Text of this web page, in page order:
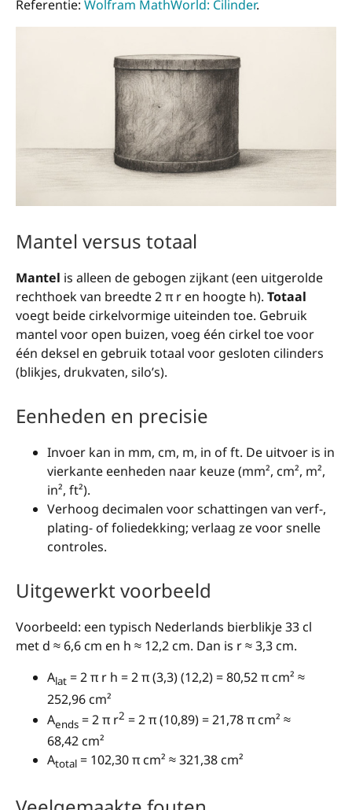
Referentie: Wolfram MathWorld: Cilinder.
Mantel versus totaal
Mantel is alleen de gebogen zijkant (een uitgerolde
rechthoek van breedte 2 π r en hoogte h). Totaal
voegt beide cirkelvormige uiteinden toe. Gebruik
mantel voor open buizen, voeg één cirkel toe voor
één deksel en gebruik totaal voor gesloten cilinders
(blikjes, drukvaten, silo’s).
Eenheden en precisie
Invoer kan in mm, cm, m, in of ft. De uitvoer is in
vierkante eenheden naar keuze (mm², cm², m²,
in², ft²).
Verhoog decimalen voor schattingen van verf-,
plating- of foliedekking; verlaag ze voor snelle
controles.
Uitgewerkt voorbeeld
Voorbeeld: een typisch Nederlands bierblikje 33 cl
met d ≈ 6,6 cm en h ≈ 12,2 cm. Dan is r ≈ 3,3 cm.
Alat = 2 π r h = 2 π (3,3) (12,2) = 80,52 π cm² ≈
252,96 cm²
Aends = 2 π r2 = 2 π (10,89) = 21,78 π cm² ≈
68,42 cm²
Atotal = 102,30 π cm² ≈ 321,38 cm²